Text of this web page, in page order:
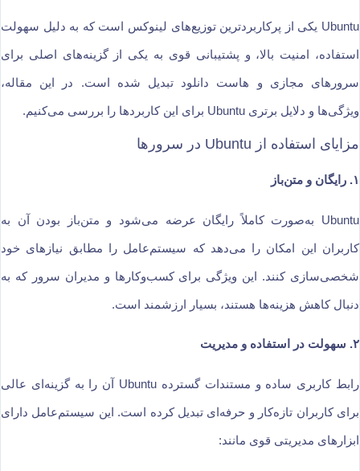
Ubuntu یکی از پرکاربردترین توزیع‌های لینوکس است که به دلیل سهولت
استفاده، امنیت بالا، و پشتیبانی قوی به یکی از گزینه‌های اصلی برای
سرورهای مجازی و هاست دانلود تبدیل شده است. در این مقاله،
ویژگی‌ها و دلایل برتری Ubuntu برای این کاربردها را بررسی می‌کنیم.
مزایای استفاده از Ubuntu در سرورها
۱. رایگان و متن‌باز
Ubuntu به‌صورت کاملاً رایگان عرضه می‌شود و متن‌باز بودن آن به
کاربران این امکان را می‌دهد که سیستم‌عامل را مطابق نیازهای خود
شخصی‌سازی کنند. این ویژگی برای کسب‌وکارها و مدیران سرور که به
دنبال کاهش هزینه‌ها هستند، بسیار ارزشمند است.
۲. سهولت در استفاده و مدیریت
رابط کاربری ساده و مستندات گسترده Ubuntu آن را به گزینه‌ای عالی
برای کاربران تازه‌کار و حرفه‌ای تبدیل کرده است. این سیستم‌عامل دارای
ابزارهای مدیریتی قوی مانند: